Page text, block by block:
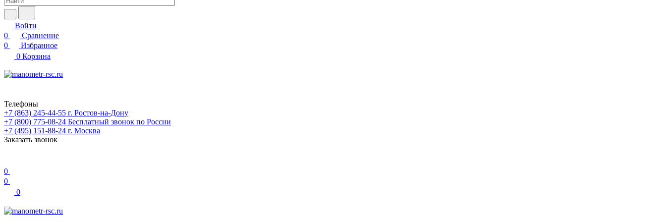
Войти
0
Сравнение
0
Избранное
0 Корзина
Телефоны
+7 (863) 245-44-55 г. Ростов-на-Дону
+7 (800) 775-08-24 Бесплатный звонок по России
+7 (495) 151-88-24 г. Москва
Заказать звонок
0
0
0